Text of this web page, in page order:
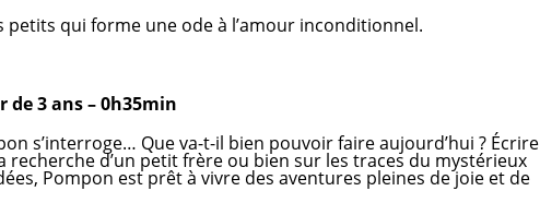
qui forme une ode à l’amour inconditionnel.
de 3 ans – 0h35min
s’interroge… Que va-t-il bien pouvoir faire aujourd’hui ? Écrire
d’un petit frère ou bien sur les traces du mystérieux
Pompon est prêt à vivre des aventures pleines de joie et de